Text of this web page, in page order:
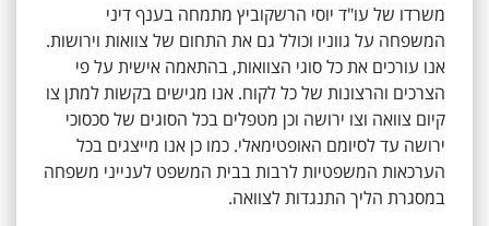
משרדו של עו"ד יוסי הרשקוביץ מתמחה בענף דיני
המשפחה על גווניו וכולל גם את התחום של צוואות וירושות.
אנו עורכים את כל סוגי הצוואות, בהתאמה אישית על פי
הצרכים והרצונות של כל לקוח. אנו מגישים בקשות למתן צו
קיום צוואה וצו ירושה וכן מטפלים בכל הסוגים של סכסוכי
ירושה עד לסיומם האופטימאלי. כמו כן אנו מייצגים בכל
הערכאות המשפטיות לרבות בבית המשפט לענייני משפחה
במסגרת הליך התנגדות לצוואה.